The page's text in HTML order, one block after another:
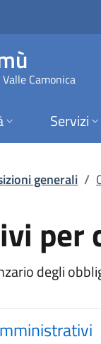
Camonica
Servizi
generali /
per
degli